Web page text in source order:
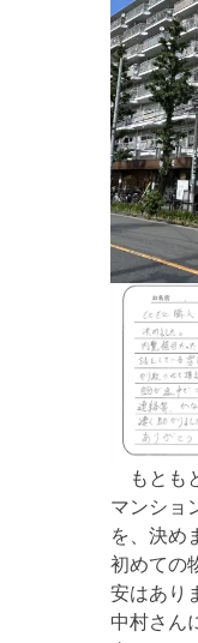
もとも
マンショ
を、決め
初めての
安はあり
中村さん